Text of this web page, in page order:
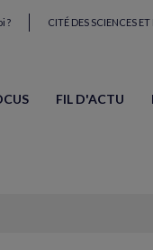
? CITÉ DES SCIENCES
FIL D'ACTU